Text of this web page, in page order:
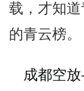
载，才知
的青云榜。
成都空放